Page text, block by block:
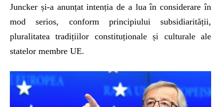
Juncker și-a anunțat intenția de a lua în considerare în
mod serios, conform principiului subsidiarității,
pluralitatea tradițiilor constituționale și culturale ale
statelor membre UE.